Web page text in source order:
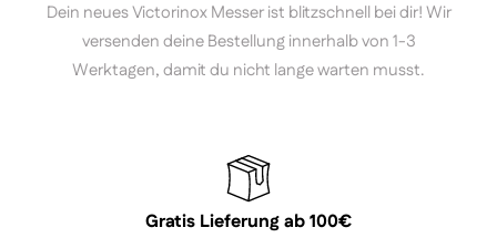
Dein neues Victorinox Messer ist blitzschnell bei dir! Wir
versenden deine Bestellung innerhalb von 1-3
Werktagen, damit du nicht lange warten musst.
Gratis Lieferung ab 100€